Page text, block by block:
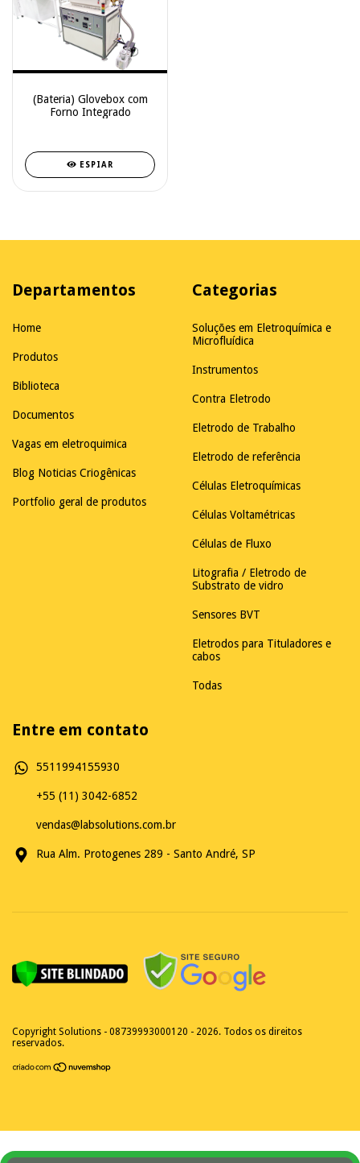
(Bateria) Glovebox com
Forno Integrado
ESPIAR
Departamentos
Home
Produtos
Biblioteca
Documentos
Vagas em eletroquimica
Blog Noticias Criogênicas
Portfolio geral de produtos
Categorias
Soluções em Eletroquímica e
Microfluídica
Instrumentos
Contra Eletrodo
Eletrodo de Trabalho
Eletrodo de referência
Células Eletroquímicas
Células Voltamétricas
Células de Fluxo
Litografia / Eletrodo de
Substrato de vidro
Sensores BVT
Eletrodos para Tituladores e
cabos
Todas
Entre em contato
5511994155930
+55 (11) 3042-6852
vendas@labsolutions.com.br
Rua Alm. Protogenes 289 - Santo André, SP
Copyright Solutions - 08739993000120 - 2026. Todos os direitos
reservados.